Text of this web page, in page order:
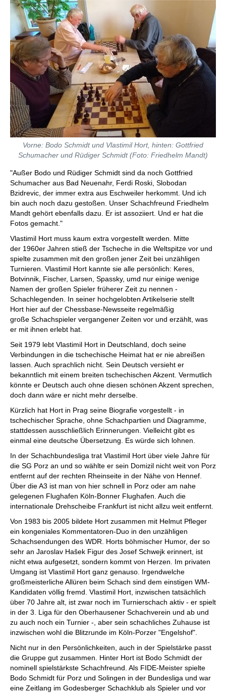
Vorne: Bodo Schmidt und Vlastimil Hort, hinten: Gottfried
Schumacher und Rüdiger Schmidt (Foto: Friedhelm Mandt)
"Außer Bodo und Rüdiger Schmidt sind da noch Gottfried
Schumacher aus Bad Neuenahr, Ferdi Roski, Slobodan
Bzidrevic, der immer extra aus Eschweiler herkommt. Und ich
bin auch noch dazu gestoßen. Unser Schachfreund Friedhelm
Mandt gehört ebenfalls dazu. Er ist assoziiert. Und er hat die
Fotos gemacht."
Vlastimil Hort muss kaum extra vorgestellt werden. Mitte
der 1960er Jahren stieß der Tscheche in die Weltspitze vor und
spielte zusammen mit den großen jener Zeit bei unzähligen
Turnieren. Vlastimil Hort kannte sie alle persönlich: Keres,
Botvinnik, Fischer, Larsen, Spassky, umd nur einige wenige
Namen der großen Spieler früherer Zeit zu nennen -
Schachlegenden. In seiner hochgelobten Artikelserie stellt
Hort hier auf der Chessbase-Newsseite regelmäßig
große Schachspieler vergangener Zeiten vor und erzählt, was
er mit ihnen erlebt hat.
Seit 1979 lebt Vlastimil Hort in Deutschland, doch seine
Verbindungen in die tschechische Heimat hat er nie abreißen
lassen. Auch sprachlich nicht. Sein Deutsch versieht er
bekanntlich mit einem breiten tschechischen Akzent. Vermutlich
könnte er Deutsch auch ohne diesen schönen Akzent sprechen,
doch dann wäre er nicht mehr derselbe.
Kürzlich hat Hort in Prag seine Biografie vorgestellt - in
tschechischer Sprache, ohne Schachpartien und Diagramme,
stattdessen ausschließlich Erinnerungen. Vielleicht gibt es
einmal eine deutsche Übersetzung. Es würde sich lohnen.
In der Schachbundesliga trat Vlastimil Hort über viele Jahre für
die SG Porz an und so wählte er sein Domizil nicht weit von Porz
entfernt auf der rechten Rheinseite in der Nähe von Hennef.
Über die A3 ist man von hier schnell in Porz oder am nahe
gelegenen Flughafen Köln-Bonner Flughafen. Auch die
internationale Drehscheibe Frankfurt ist nicht allzu weit entfernt.
Von 1983 bis 2005 bildete Hort zusammen mit Helmut Pfleger
ein kongeniales Kommentatoren-Duo in den unzähligen
Schachsendungen des WDR. Horts böhmischer Humor, der so
sehr an Jaroslav Hašek Figur des Josef Schwejk erinnert, ist
nicht etwa aufgesetzt, sondern kommt von Herzen. Im privaten
Umgang ist Vlastimil Hort ganz genauso. Irgendwelche
großmeisterliche Allüren beim Schach sind dem einstigen WM-
Kandidaten völlig fremd. Vlastimil Hort, inzwischen tatsächlich
über 70 Jahre alt, ist zwar noch im Turnierschach aktiv - er spielt
in der 3. Liga für den Oberhausener Schachverein und ab und
zu auch noch ein Turnier -, aber sein schachliches Zuhause ist
inzwischen wohl die Blitzrunde im Köln-Porzer "Engelshof".
Nicht nur in den Persönlichkeiten, auch in der Spielstärke passt
die Gruppe gut zusammen. Hinter Hort ist Bodo Schmidt der
nominell spielstärkste Schachfreund. Als FIDE-Meister spielte
Bodo Schmidt für Porz und Solingen in der Bundesliga und war
eine Zeitlang im Godesberger Schachklub als Spieler und vor